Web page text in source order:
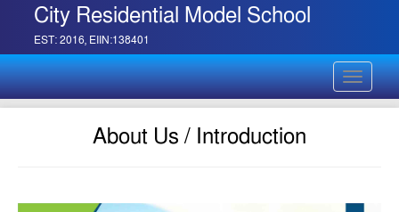
City Residential Model School
EST: 2016, EIIN:138401
Toggle
About Us / Introduction